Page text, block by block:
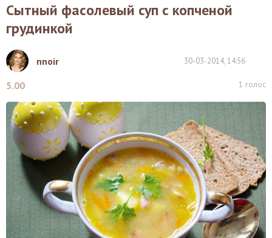
Cытный фасолевый суп с копченой
грудинкой
nnoir 30-03-2014, 14:56
5.00 1 голос